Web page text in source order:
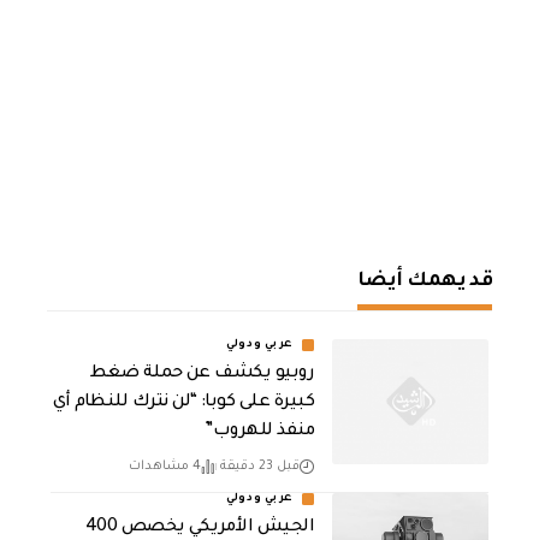
قد يهمك أيضا
عربي ودولي
روبيو يكشف عن حملة ضغط
كبيرة على كوبا: “لن نترك للنظام أي
منفذ للهروب”
قبل 23 دقيقة 4 مشاهدات
عربي ودولي
الجيش الأمريكي يخصص 400